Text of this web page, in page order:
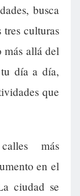
busca
culturas
allá del
día a día,
que
más
en el
ciudad se